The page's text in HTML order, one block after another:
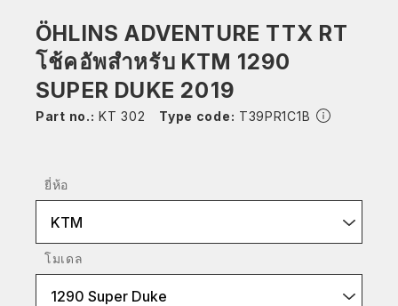
ÖHLINS ADVENTURE TTX RT
โช้คอัพสำหรับ KTM 1290
SUPER DUKE 2019
Part no.: KT 302 Type code: T39PR1C1B
ยี่ห้อ
KTM
โมเดล
1290 Super Duke